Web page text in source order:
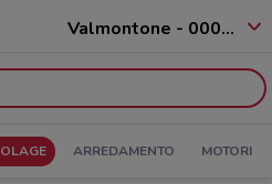
Valmontone - 00038
ARREDAMENTO MOTORI